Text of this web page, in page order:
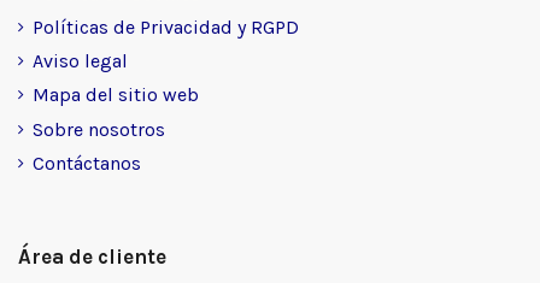
Políticas de Privacidad y RGPD
Aviso legal
Mapa del sitio web
Sobre nosotros
Contáctanos
Área de cliente